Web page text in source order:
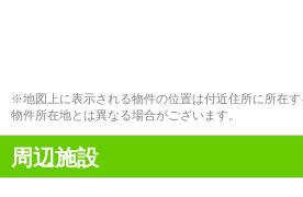
※地図上に表示される物件の位置は付近住所に所在
物件所在地とは異なる場合がございます。
周辺施設